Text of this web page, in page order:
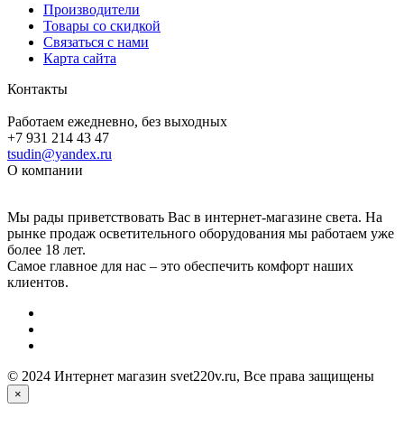
Производители
Товары со скидкой
Связаться с нами
Карта сайта
Контакты
Работаем ежедневно, без выходных
+7 931 214 43 47
tsudin@yandex.ru
О компании
Мы рады приветствовать Вас в интернет-магазине света. На
рынке продаж осветительного оборудования мы работаем уже
более 18 лет.
Самое главное для нас – это обеспечить комфорт наших
клиентов.
© 2024 Интернет магазин svet220v.ru, Все права защищены
×